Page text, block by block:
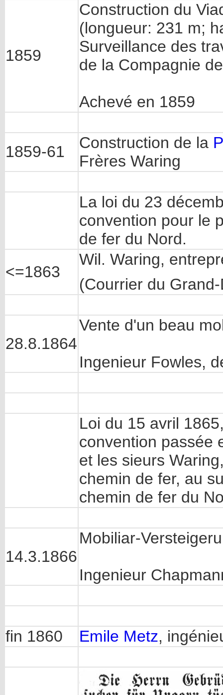
1859
Construction du
(longueur: 231 m;
Surveillance des
de la Compagnie
Achevé en 1859
1859-61 Construction de la
Frères Waring
La loi du 23
convention pour le
de fer du Nord.
<=1863
Wil. Waring,
(Courrier du
28.8.1864
Vente d'un beau
Ingenieur Fowles,
Loi du 15 avril
convention passée
et les sieurs
chemin de fer, au
chemin de fer du
14.3.1866
Mobiliar-
Ingenieur
fin 1860 Emile Metz,